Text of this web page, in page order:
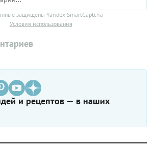
защищены Yandex SmartCaptcha
Условия использования
и рецептов — в наших